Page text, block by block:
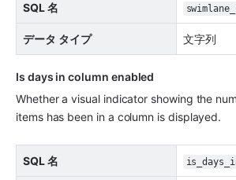
SQL 名
データ タイプ 文字列
Is days in column enabled
Whether a visual indicator showing the
items has been in a column is displayed.
SQL 名